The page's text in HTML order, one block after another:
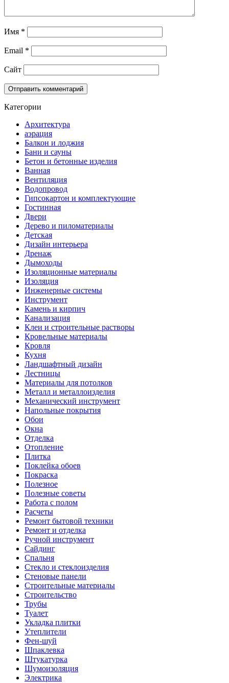
Имя *
Email *
Сайт
Категории
Архитектура
аэрация
Балкон и лоджия
Бани и сауны
Бетон и бетонные изделия
Ванная
Вентиляция
Водопровод
Гипсокартон и комплектующие
Гостинная
Двери
Дерево и пиломатериалы
Детская
Дизайн интерьера
Дренаж
Дымоходы
Изоляционные материалы
Изоляция
Инженерные системы
Инструмент
Камень и кирпич
Канализация
Клеи и строительные растворы
Кровельные материалы
Кровля
Кухня
Ландшафтный дизайн
Лестницы
Материалы для потолков
Металл и металлоизделия
Механический инструмент
Напольные покрытия
Обои
Окна
Отделка
Отопление
Плитка
Поклейка обоев
Покраска
Полезное
Полезные советы
Работа с полом
Расчеты
Ремонт бытовой техники
Ремонт и отделка
Ручной инструмент
Сайдинг
Спальня
Стекло и стеклоизделия
Стеновые панели
Строительные материалы
Строительство
Трубы
Туалет
Укладка плитки
Утеплители
Фен-шуй
Шпаклевка
Штукатурка
Шумоизоляция
Электрика